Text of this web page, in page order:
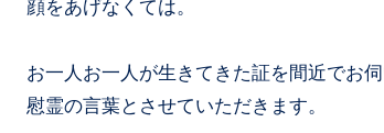
顔をあげなくては。
お一人お一人が生きてきた証を間近でお
慰霊の言葉とさせていただきます。